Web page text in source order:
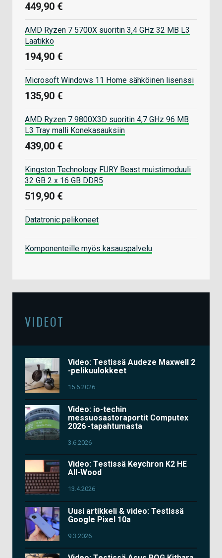
449,90 €
AMD Ryzen 7 5700X suoritin 3,4 GHz 32 MB L3
Laatikko
194,90 €
Microsoft Windows 11 Home sähköinen lisenssi
135,90 €
AMD Ryzen 7 9800X3D suoritin 4,7 GHz 96 MB
L3 Tray malli Konekasauksiin
439,00 €
Kingston Technology FURY Beast muistimoduuli
32 GB 2 x 16 GB DDR5
519,90 €
Datatronic pelikoneet
Komponenteille myös kasauspalvelu
VIDEOT
Video: Testissä Audeze Maxwell 2
-pelikuulokkeet
15.6.2026
Video: io-techin
messuosastoraportit Computex
2026 -tapahtumasta
3.6.2026
Video: Testissä Keychron K2 HE
All-Wood
13.4.2026
Uusi artikkeli & video: Testissä
Google Pixel 10a
9.3.2026